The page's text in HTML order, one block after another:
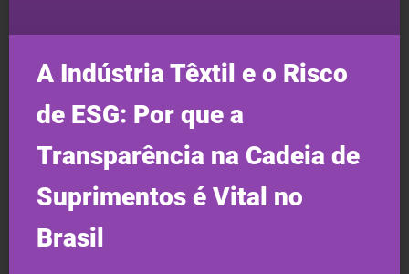
A Indústria Têxtil e o Risco
de ESG: Por que a
Transparência na Cadeia de
Suprimentos é Vital no
Brasil